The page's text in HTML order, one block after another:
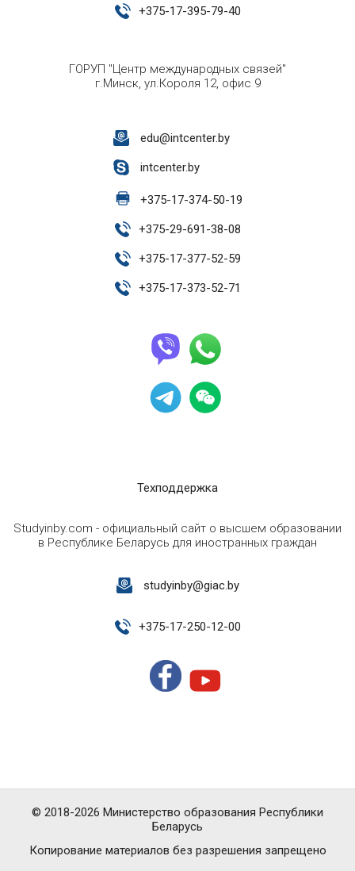
+375-17-395-79-40
ГОРУП "Центр международных связей"
г.Минск, ул.Короля 12, офис 9
edu@intcenter.by
intcenter.by
+375-17-374-50-19
+375-29-691-38-08
+375-17-377-52-59
+375-17-373-52-71
Техподдержка
Studyinby.com - официальный сайт о высшем образовании
в Республике Беларусь для иностранных граждан
studyinby@giac.by
+375-17-250-12-00
Копирование материалов без разрешения запрещено
© 2018-2026 Министерство образования Республики
Беларусь